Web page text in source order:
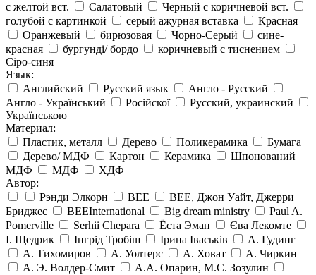
с желтой вст.
Салатовый
Черный с коричневой вст.
голубой с картинкой
серый ажурная вставка
Красная
Оранжевый
бирюзовая Чорно-Серый
сине-
красная
бургунді/ бордо
коричневый с тиснением
Сіро-синя
Язык:
Английский
Русский язык
Англо - Русский
Англо - Український
Російскої
Русский, украинский
Українською
Материал:
Пластик, металл
Дерево Поликерамика
Бумага
Дерево/ МДФ
Картон Керамика
Шпонований
МДФ
МДФ
ХДФ
Автор:
Рэнди Элкорн
BEE
BEE, Джон Уайт, Джерри
Бриджес
BEEInternational Big dream ministry
Paul A.
Pomerville
Serhii Chepara Ёста Эман
Єва Лекомте
І. Щедрик
Інгрід Тробіш Ірина Іваськів
А. Гудинг
А. Тихомиров
А. Уолтерс А. Ховат
А. Чиркин
А. Э. Волдер-Смит
А.А. Опарин, М.С. Зозулин